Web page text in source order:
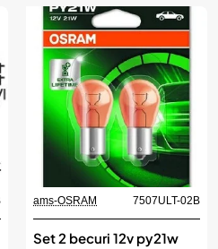
ams-OSRAM 7507ULT-02B
Set 2 becuri 12v py21w